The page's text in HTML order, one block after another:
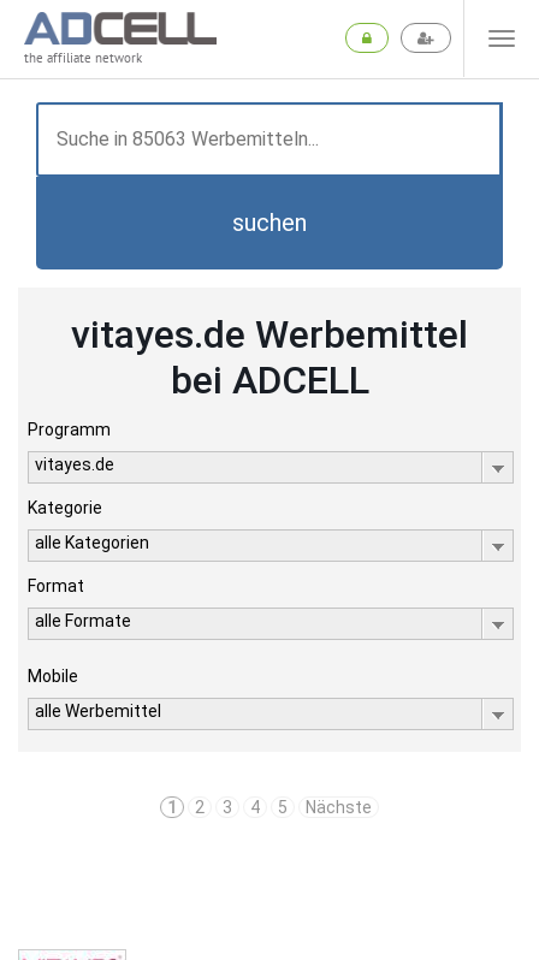
the affiliate network
suchen
vitayes.de Werbemittel
bei ADCELL
Programm
vitayes.de
Kategorie
alle Kategorien
Format
alle Formate
Mobile
alle Werbemittel
1 2 3 4 5 Nächste